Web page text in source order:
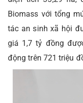
Biomass với tổng
tác an sinh xã hội
giá 1,7 tỷ đồng
động trên 721 triệu